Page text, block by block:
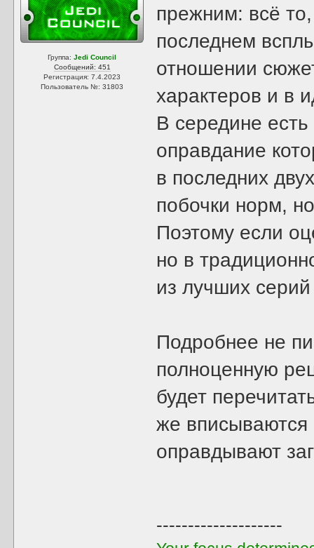
Группа:Jedi Council
Сообщений: 451
Регистрация: 7.4.2023
Пользователь №: 31803
прежним: всё
последнем
отношении
характеров и в
В середине
оправдание
в последних
побочки норм,
Поэтому если
но в
из лучших
Подробнее не
полноценную
будет
же
оправдывают
--------------------